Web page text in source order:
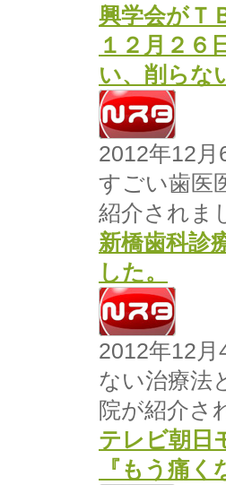
興学会がＴ
１２月２６
い、削らな
2012年12
すごい歯医
紹介されま
新橋歯科診
した。
2012年12
ない治療法
院が紹介さ
テレビ朝日
『もう痛